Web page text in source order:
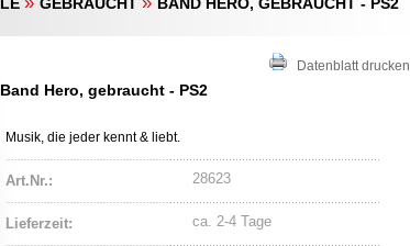
Datenblatt drucken
Band Hero, gebraucht - PS2
Musik, die jeder kennt & liebt.
Art.Nr.: 28623
Lieferzeit: ca. 2-4 Tage